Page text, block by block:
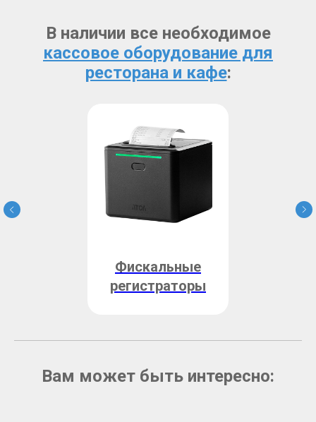
В наличии все необходимое
кассовое оборудование для
ресторана и кафе:
Фискальные
регистраторы
Вам может быть интересно: